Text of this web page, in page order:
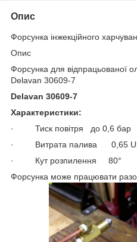
Опис
Форсунка інжекційного
Опис
Форсунка для відпрацьованої
Delavan 30609-7
Delavan 30609-7
Характеристики:
· Тиск повітря до 0,6 бар
· Витрата палива 0,65
· Кут розпилення 80°
Форсунка може працювати